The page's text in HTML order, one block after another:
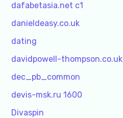
dafabetasia.net c1
danieldeasy.co.uk
dating
davidpowell-thompson.co.uk
dec_pb_common
devis-msk.ru 1600
Divaspin